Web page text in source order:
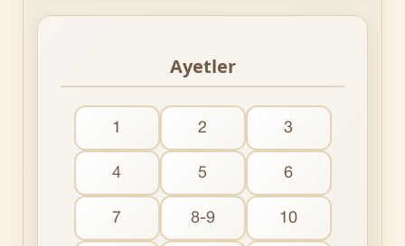
Ayetler
1 2 3
4 5 6
7 8-9 10